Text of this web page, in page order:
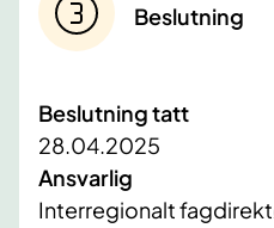
Beslutning
Beslutning tatt
28.04.2025
Ansvarlig
Interregionalt